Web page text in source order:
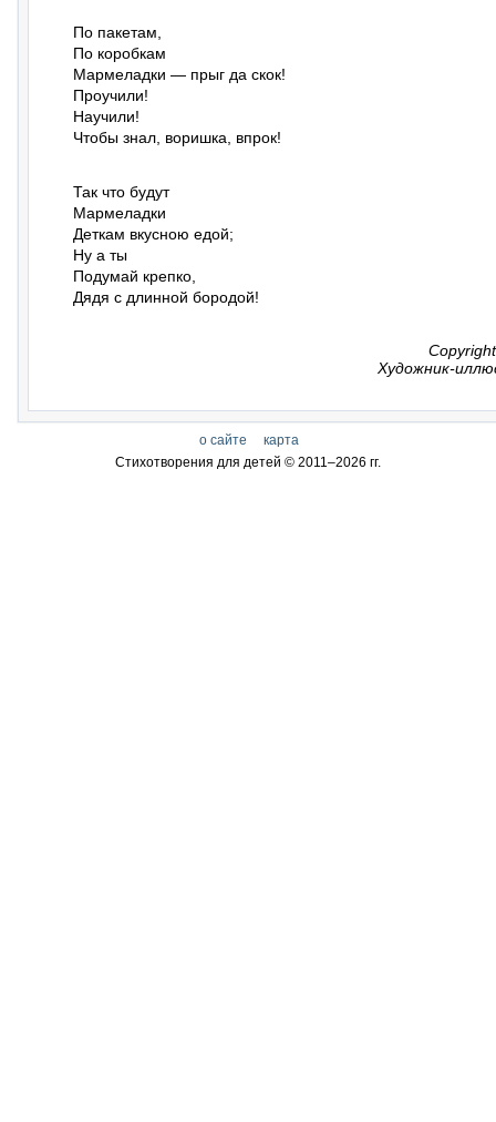
По пакетам,
По коробкам
Мармеладки — прыг да скок!
Проучили!
Научили!
Чтобы знал, воришка, впрок!
Так что будут
Мармеладки
Деткам вкусною едой;
Ну а ты
Подумай крепко,
Дядя с длинной бородой!
Художник-
о сайте
карта
Стихотворения для детей © 2011–2026 гг.